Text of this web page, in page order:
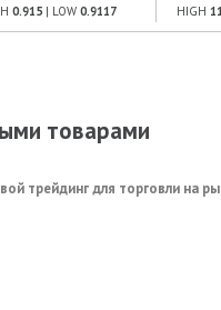
0.915 | LOW 0.9117 HIGH
товарами
трейдинг для торговли на